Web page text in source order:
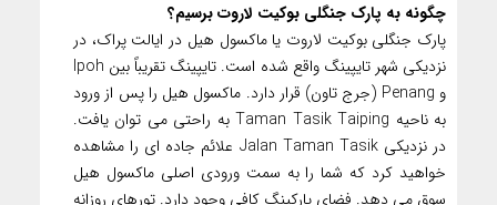
چگونه به پارک جنگلی بوکیت لاروت برسیم؟
پارک جنگلی بوکیت لاروت یا ماکسول هیل در ایالت پراک، در
نزدیکی شهر تایپینگ واقع شده است. تایپینگ تقریباً بین Ipoh
و Penang (جرج تاون) قرار دارد. ماکسول هیل را پس از ورود
به ناحیه Taman Tasik Taiping به راحتی می توان یافت.
در نزدیکی Jalan Taman Tasik علائم جاده ای را مشاهده
خواهید کرد که شما را به سمت ورودی اصلی ماکسول هیل
سوق می دهد. فضای پارکینگ کافی وجود دارد. تورهای روزانه